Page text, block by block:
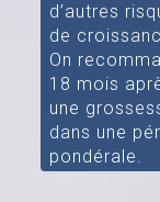
d’autres
de
On
18 mois
une
dans une
pondérale.